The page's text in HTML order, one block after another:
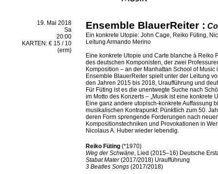
19. Mai 2018
Sa
20:00
KARTEN: € 15 / 10
(erm)
Ensemble BlauerReiter :
Ein konkrete Utopie: John Cage, Reiko Füting,
Leitung Armando Merino
Eine konkrete Utopie und Carte blanche à Reiko
des deutschen Komponisten, der zwei
Komposition – an der Manhattan School of Music
Ensemble BlauerReiter spielt unter der Leitung
den Jahren 2015 bis 2018, Uraufführung und
Für Füting ist es die unentwegte Suche nach
im Motto des Konzerts – „Musik ist eine konkrete
Eine ganz andere utopisch-konkrete Auffassung
musikalischen Kontrapunkt: Pünktlich zum 50.
deren Form sprengende Forderungen nach
Kompositionstechniken und Provokationen in
Nicolaus A. Huber wieder lebendig.
Reiko Füting (*1970)
Weg der Schwäne, Lied (2015–16) Deutsche
Stabat Mater(2017/2018) Uraufführung
3 Beatles Songs (2017/2018)